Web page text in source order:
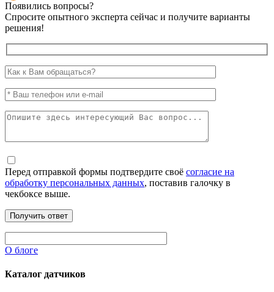
Появились вопросы?
Спросите опытного эксперта сейчас и получите варианты
решения!
Перед отправкой формы подтвердите своё согласие на
обработку персональных данных, поставив галочку в
чекбоксе выше.
О блоге
Каталог датчиков